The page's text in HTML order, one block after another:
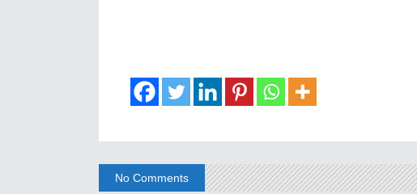
No Comments